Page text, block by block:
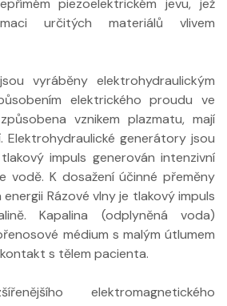
určitých materiálů vlivem
vyráběny elektrohydraulickým
elektrického proudu ve
vznikem plazmatu, mají
Elektrohydraulické generátory jsou
impuls generován intenzivní
vodě. K dosažení účinné přeměny
Rázové vlny je tlakový impuls
Kapalina (odplyněná voda)
médium s malým útlumem
s tělem pacienta.
elektromagnetického